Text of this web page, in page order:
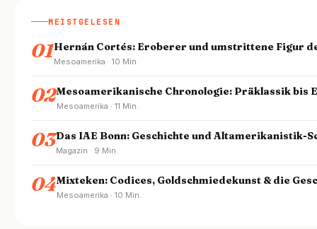
MEISTGELESEN
01Hernán Cortés: Eroberer und umstrittene Figur
Mesoamerika · 10 Min.
02Mesoamerikanische Chronologie: Präklassik bis
Mesoamerika · 11 Min.
03Das IAE Bonn: Geschichte und Altamerikanistik-
Magazin · 9 Min.
04Mixteken: Codices, Goldschmiedekunst & die
Mesoamerika · 10 Min.